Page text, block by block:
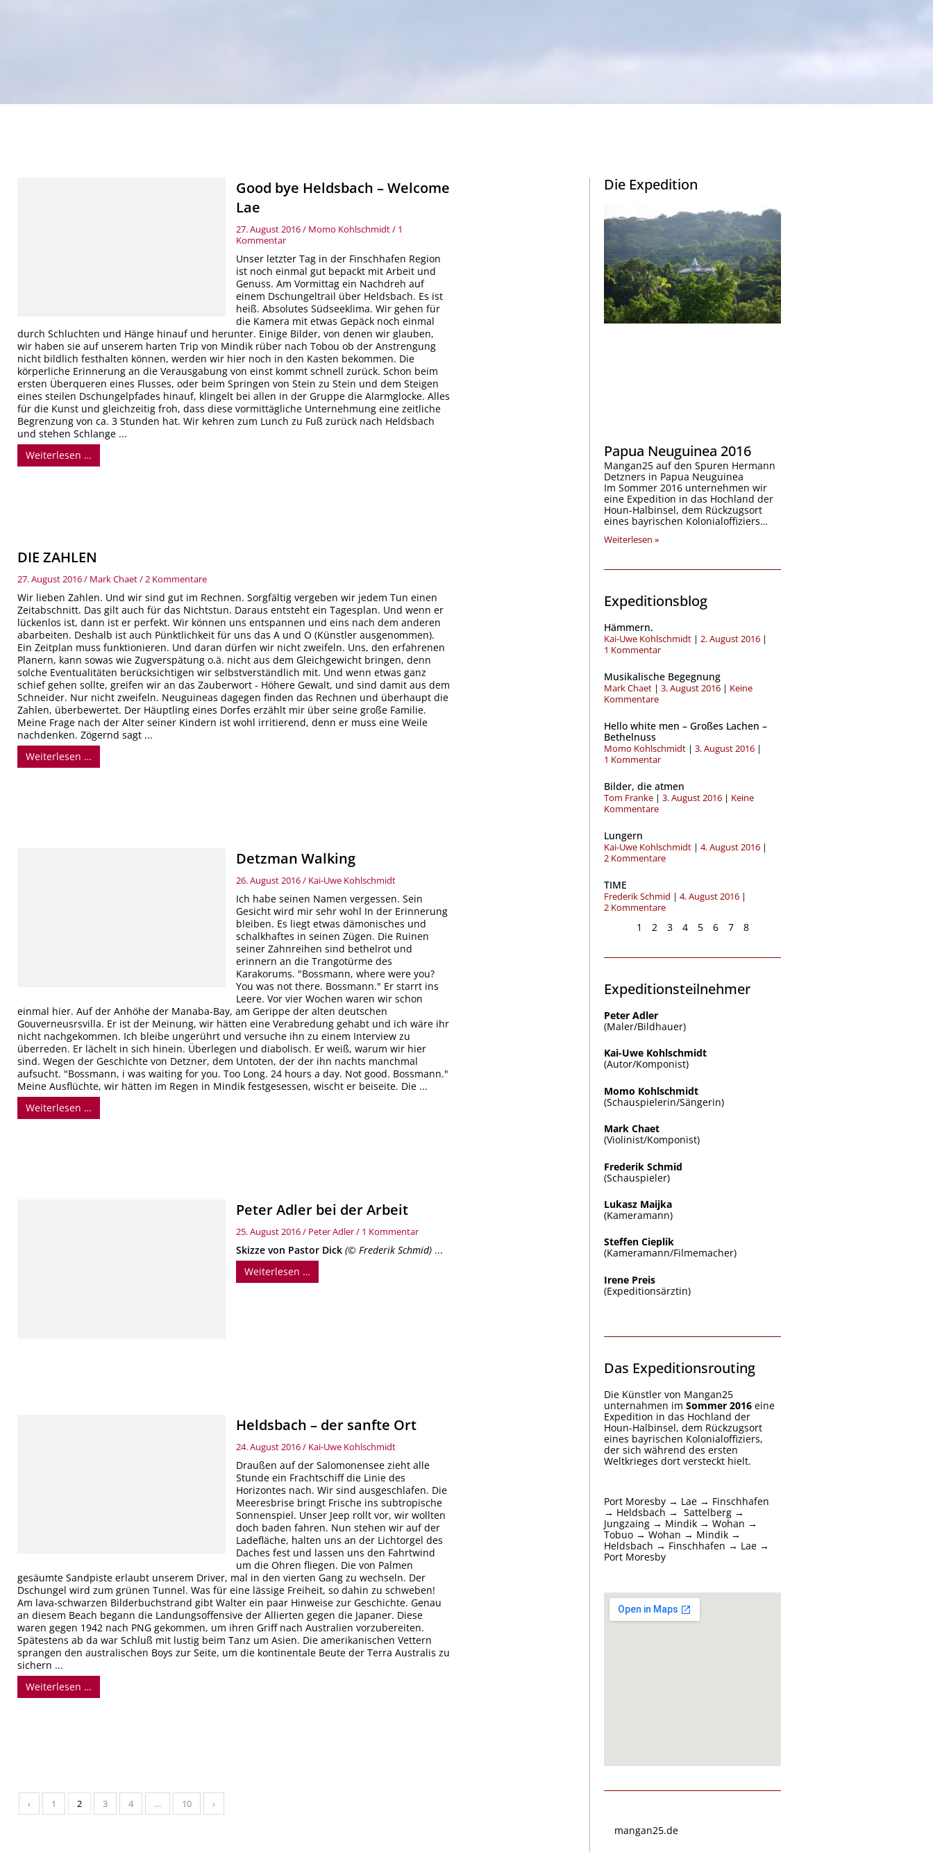
Good bye Heldsbach – Welcome
Lae
27. August 2016/ Momo Kohlschmidt/ 1
Kommentar
zu
Good
–
Welcome
Unser letzter Tag in der Finschhafen Region
ist noch einmal gut bepackt mit Arbeit und
Genuss. Am Vormittag ein Nachdreh auf
einem Dschungeltrail über Heldsbach. Es ist
heiß. Absolutes Südseeklima. Wir gehen für
die Kamera mit etwas Gepäck noch einmal
durch Schluchten und Hänge hinauf und herunter. Einige Bilder, von denen wir glauben,
wir haben sie auf unserem harten Trip von Mindik rüber nach Tobou ob der Anstrengung
nicht bildlich festhalten können, werden wir hier noch in den Kasten bekommen. Die
körperliche Erinnerung an die Verausgabung von einst kommt schnell zurück. Schon beim
ersten Überqueren eines Flusses, oder beim Springen von Stein zu Stein und dem Steigen
eines steilen Dschungelpfades hinauf, klingelt bei allen in der Gruppe die Alarmglocke. Alles
für die Kunst und gleichzeitig froh, dass diese vormittägliche Unternehmung eine zeitliche
Begrenzung von ca. 3 Stunden hat. Wir kehren zum Lunch zu Fuß zurück nach Heldsbach
und stehen Schlange ...
Weiterlesen …
DIE ZAHLEN
27. August 2016/ Mark Chaet/2 Kommentare
Wir lieben Zahlen. Und wir sind gut im Rechnen. Sorgfältig vergeben wir jedem Tun einen
Zeitabschnitt. Das gilt auch für das Nichtstun. Daraus entsteht ein Tagesplan. Und wenn er
lückenlos ist, dann ist er perfekt. Wir können uns entspannen und eins nach dem anderen
abarbeiten. Deshalb ist auch Pünktlichkeit für uns das A und O (Künstler ausgenommen).
Ein Zeitplan muss funktionieren. Und daran dürfen wir nicht zweifeln. Uns, den erfahrenen
Planern, kann sowas wie Zugverspätung o.ä. nicht aus dem Gleichgewicht bringen, denn
solche Eventualitäten berücksichtigen wir selbstverständlich mit. Und wenn etwas ganz
schief gehen sollte, greifen wir an das Zauberwort - Höhere Gewalt, und sind damit aus dem
Schneider. Nur nicht zweifeln. Neuguineas dagegen finden das Rechnen und überhaupt die
Zahlen, überbewertet. Der Häuptling eines Dorfes erzählt mir über seine große Familie.
Meine Frage nach der Alter seiner Kindern ist wohl irritierend, denn er muss eine Weile
nachdenken. Zögernd sagt ...
Weiterlesen …
Detzman Walking
26. August 2016/ Kai-Uwe Kohlschmidt
Ich habe seinen Namen vergessen. Sein
Gesicht wird mir sehr wohl In der Erinnerung
bleiben. Es liegt etwas dämonisches und
schalkhaftes in seinen Zügen. Die Ruinen
seiner Zahnreihen sind bethelrot und
erinnern an die Trangotürme des
Karakorums. "Bossmann, where were you?
You was not there. Bossmann." Er starrt ins
Leere. Vor vier Wochen waren wir schon
einmal hier. Auf der Anhöhe der Manaba-Bay, am Gerippe der alten deutschen
Gouverneusrsvilla. Er ist der Meinung, wir hätten eine Verabredung gehabt und ich wäre ihr
nicht nachgekommen. Ich bleibe ungerührt und versuche ihn zu einem Interview zu
überreden. Er lächelt in sich hinein. Überlegen und diabolisch. Er weiß, warum wir hier
sind. Wegen der Geschichte von Detzner, dem Untoten, der der ihn nachts manchmal
aufsucht. "Bossmann, i was waiting for you. Too Long. 24 hours a day. Not good. Bossmann."
Meine Ausflüchte, wir hätten im Regen in Mindik festgesessen, wischt er beiseite. Die ...
Weiterlesen …
Peter Adler bei der Arbeit
25. August 2016/ Peter Adler/ 1 Kommentar
der
Skizze von Pastor Dick (© Frederik Schmid) ...
Weiterlesen …
Heldsbach – der sanfte Ort
24. August 2016/ Kai-Uwe Kohlschmidt
Draußen auf der Salomonensee zieht alle
Stunde ein Frachtschiff die Linie des
Horizontes nach. Wir sind ausgeschlafen. Die
Meeresbrise bringt Frische ins subtropische
Sonnenspiel. Unser Jeep rollt vor, wir wollten
doch baden fahren. Nun stehen wir auf der
Ladefläche, halten uns an der Lichtorgel des
Daches fest und lassen uns den Fahrtwind
um die Ohren fliegen. Die von Palmen
gesäumte Sandpiste erlaubt unserem Driver, mal in den vierten Gang zu wechseln. Der
Dschungel wird zum grünen Tunnel. Was für eine lässige Freiheit, so dahin zu schweben!
Am lava-schwarzen Bilderbuchstrand gibt Walter ein paar Hinweise zur Geschichte. Genau
an diesem Beach begann die Landungsoffensive der Allierten gegen die Japaner. Diese
waren gegen 1942 nach PNG gekommen, um ihren Griff nach Australien vorzubereiten.
Spätestens ab da war Schluß mit lustig beim Tanz um Asien. Die amerikanischen Vettern
sprangen den australischen Boys zur Seite, um die kontinentale Beute der Terra Australis zu
sichern ...
Weiterlesen …
‹ 1 2 3 4 … 10 ›
Die Expedition
Papua Neuguinea 2016
Mangan25 auf den Spuren Hermann
Detzners in Papua Neuguinea
Im Sommer 2016 unternehmen wir
eine Expedition in das Hochland der
Houn-Halbinsel, dem Rückzugsort
eines bayrischen Kolonialoffiziers…
Weiterlesen »
Expeditionsblog
Hämmern.
Kai-Uwe Kohlschmidt
2. August 2016
1 Kommentar
Musikalische Begegnung
Mark Chaet 3. August 2016
Keine
Kommentare
Hello white men – Großes Lachen –
Bethelnuss
Momo Kohlschmidt
3. August 2016
1 Kommentar
Bilder, die atmen
Tom Franke 3. August 2016
Keine
Kommentare
Lungern
Kai-Uwe Kohlschmidt
4. August 2016
2 Kommentare
TIME
Frederik Schmid
4. August 2016
2 Kommentare
S
e
i
e
1
S
e
i
e
2
e
e
3
e
4
e
5
e
6
e
7
e
8
Expeditionsteilnehmer
Peter Adler
(Maler/Bildhauer)
Kai-Uwe Kohlschmidt
(Autor/Komponist)
Momo Kohlschmidt
(Schauspielerin/Sängerin)
Mark Chaet
(Violinist/Komponist)
Frederik Schmid
(Schauspieler)
Lukasz Maijka
(Kameramann)
Steffen Cieplik
(Kameramann/Filmemacher)
Irene Preis
(Expeditionsärztin)
Das Expeditionsrouting
Die Künstler von Mangan25
unternahmen im Sommer 2016 eine
Expedition in das Hochland der
Houn-Halbinsel, dem Rückzugsort
eines bayrischen Kolonialoffiziers,
der sich während des ersten
Weltkrieges dort versteckt hielt.
Port Moresby → Lae → Finschhafen
→ Heldsbach → Sattelberg →
Jungzaing → Mindik → Wohan →
Tobuo → Wohan → Mindik →
Heldsbach → Finschhafen → Lae →
Port Moresby
mangan25.de